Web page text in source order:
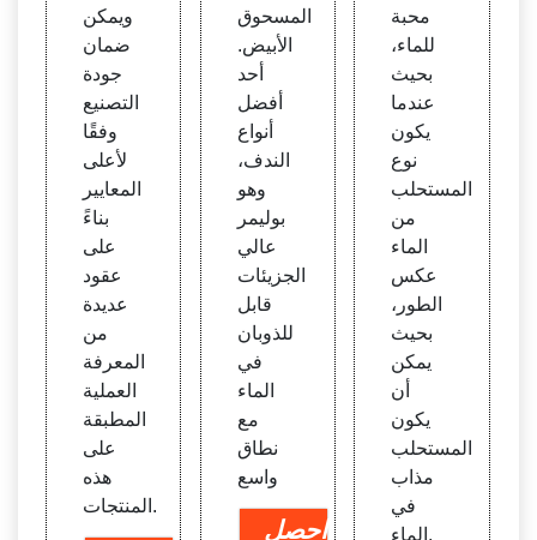
ويمكن
ضمان
جودة
التصنيع
وفقًا
لأعلى
المعايير
بناءً
على
عقود
عديدة
من
المعرفة
العملية
المطبقة
على
هذه
المنتجات.
المسحوق
الأبيض.
أحد
أفضل
أنواع
الندف،
وهو
بوليمر
عالي
الجزيئات
قابل
للذوبان
في
الماء
مع
نطاق
واسع
احصل
محبة
للماء،
بحيث
عندما
يكون
نوع
المستحلب
من
الماء
عكس
الطور،
بحيث
يمكن
أن
يكون
المستحلب
مذاب
في
الماء.